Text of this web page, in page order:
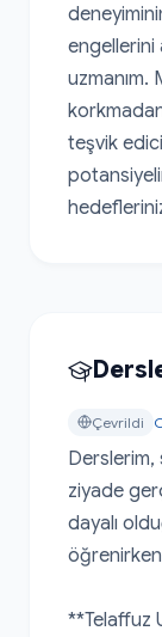
engellerini
uzmanım.
teşvik
Çevrildi
Derslerim,
ziyade
dayalı
**Telaffuz